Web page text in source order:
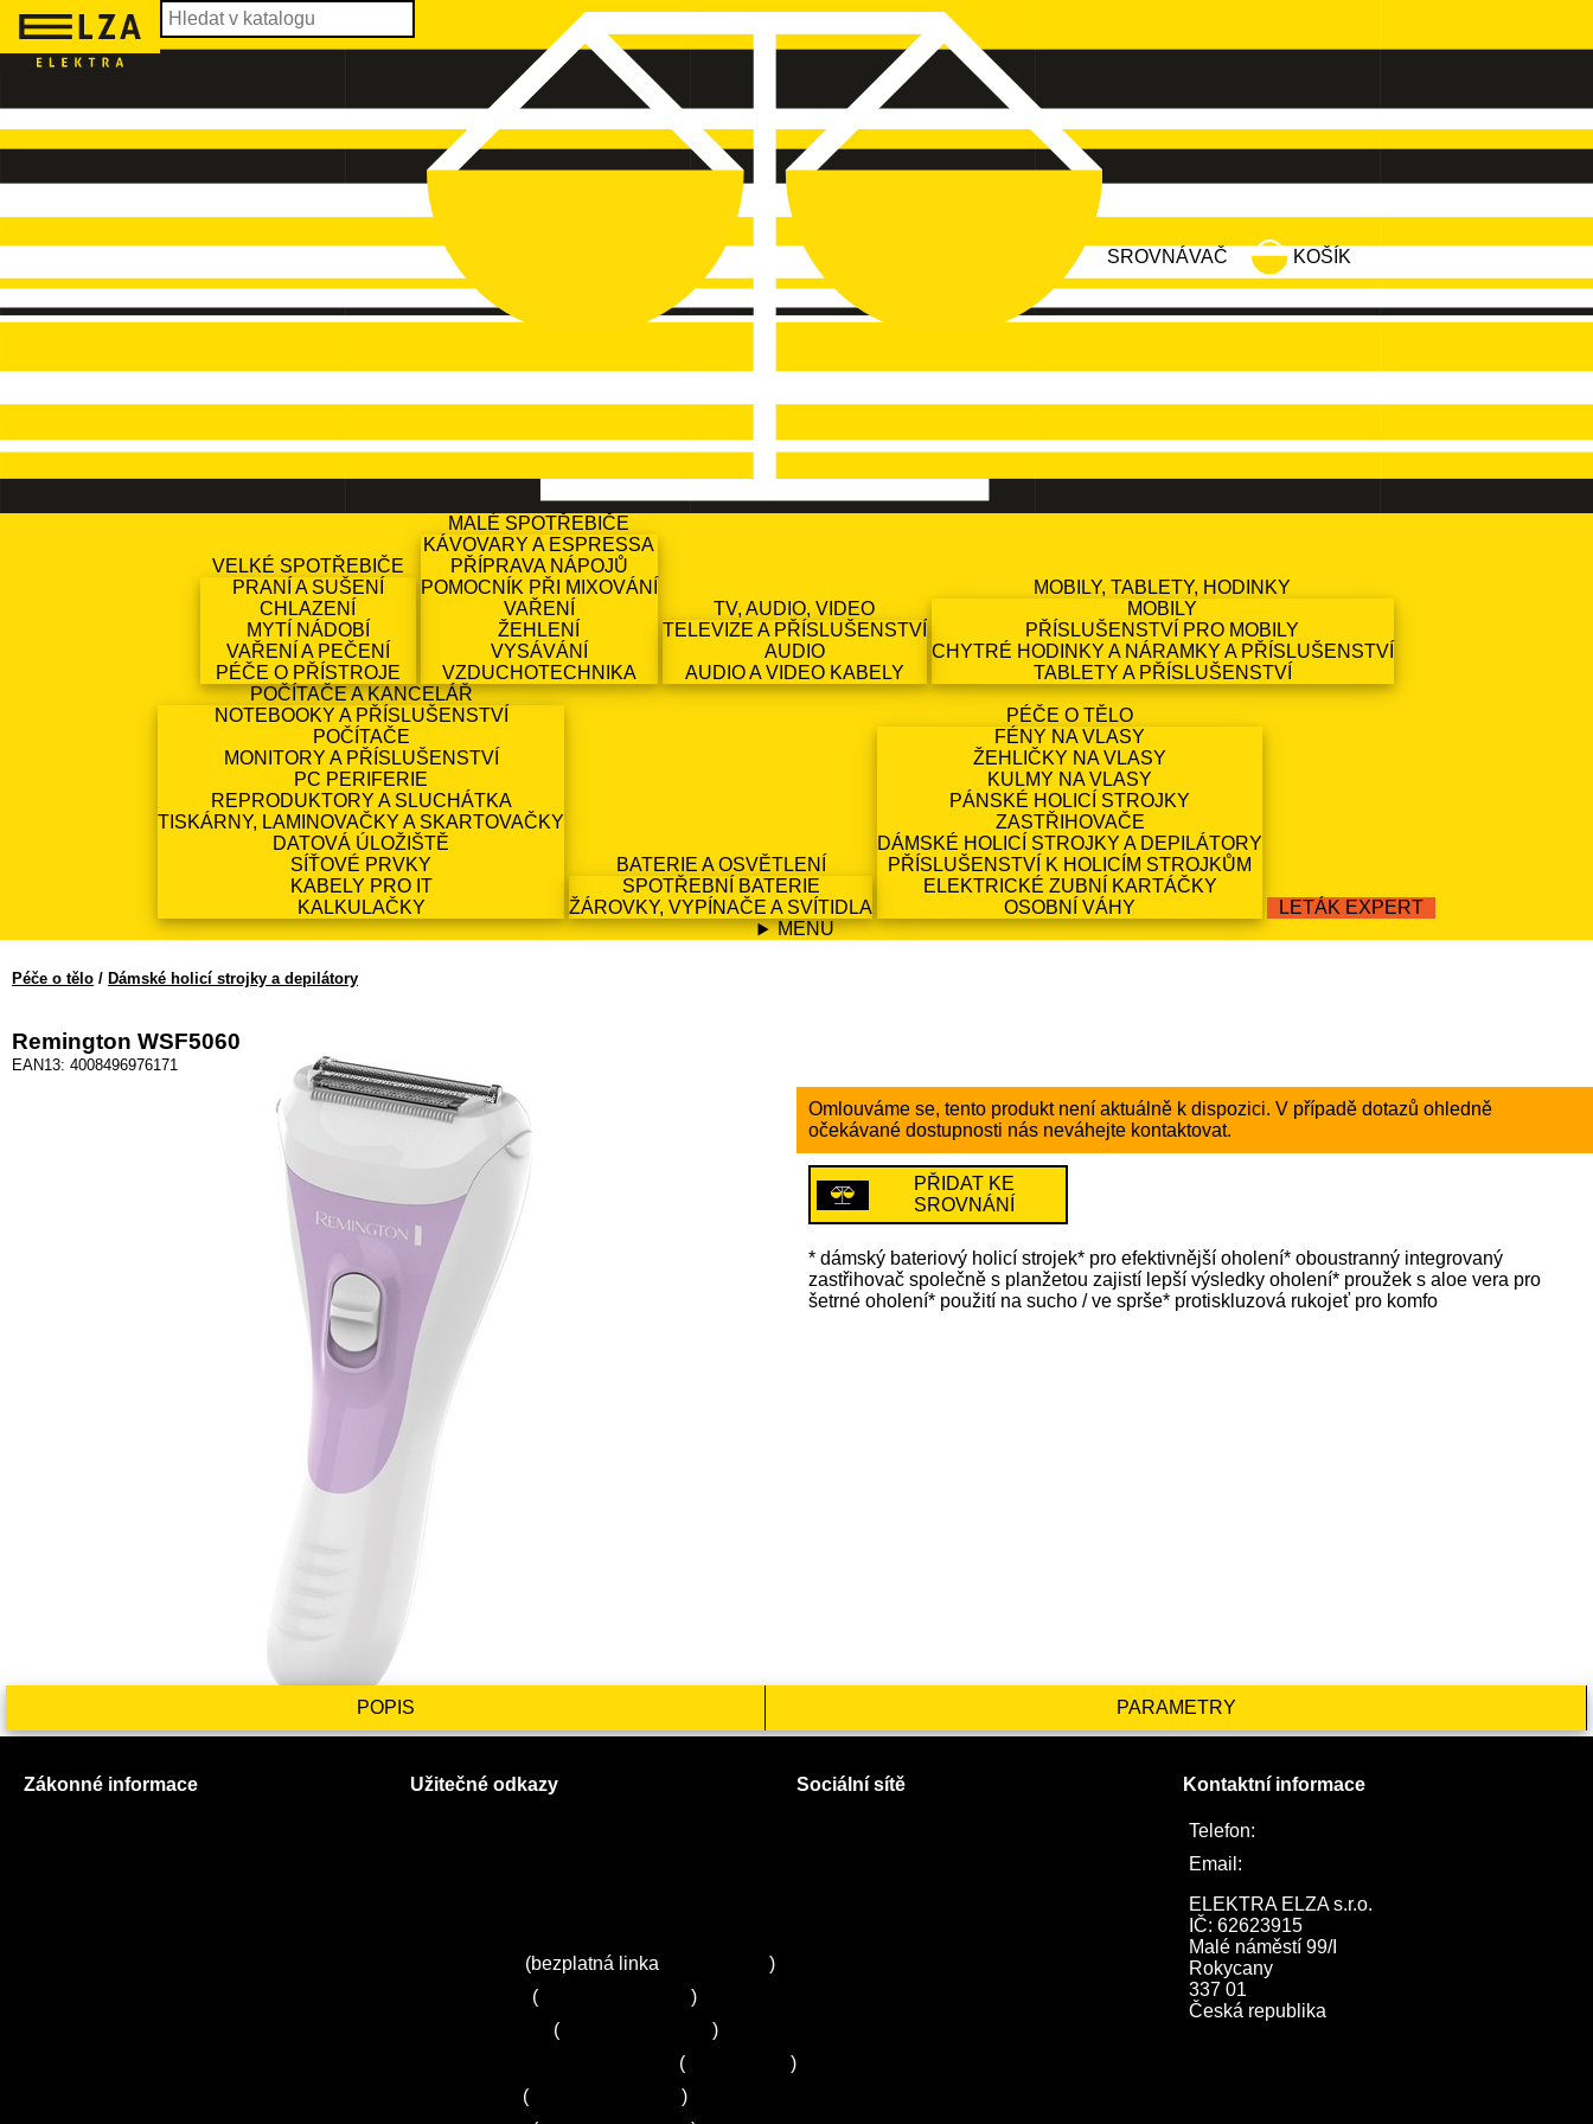
SROVNÁVAČ KOŠÍK
VELKÉ SPOTŘEBIČE
PRANÍ A SUŠENÍ
CHLAZENÍ
MYTÍ NÁDOBÍ
VAŘENÍ A PEČENÍ
PÉČE O PŘÍSTROJE
MALÉ SPOTŘEBIČE
KÁVOVARY A ESPRESSA
PŘÍPRAVA NÁPOJŮ
POMOCNÍK PŘI MIXOVÁNÍ
VAŘENÍ
ŽEHLENÍ
VYSÁVÁNÍ
VZDUCHOTECHNIKA
TV, AUDIO, VIDEO
TELEVIZE A PŘÍSLUŠENSTVÍ
AUDIO
AUDIO A VIDEO KABELY
MOBILY, TABLETY, HODINKY
MOBILY
PŘÍSLUŠENSTVÍ PRO MOBILY
CHYTRÉ HODINKY A NÁRAMKY A PŘÍSLUŠENSTVÍ
TABLETY A PŘÍSLUŠENSTVÍ
POČÍTAČE A KANCELÁŘ
NOTEBOOKY A PŘÍSLUŠENSTVÍ
POČÍTAČE
MONITORY A PŘÍSLUŠENSTVÍ
PC PERIFERIE
REPRODUKTORY A SLUCHÁTKA
TISKÁRNY, LAMINOVAČKY A SKARTOVAČKY
DATOVÁ ÚLOŽIŠTĚ
SÍŤOVÉ PRVKY
KABELY PRO IT
KALKULAČKY
BATERIE A OSVĚTLENÍ
SPOTŘEBNÍ BATERIE
ŽÁROVKY, VYPÍNAČE A SVÍTIDLA
PÉČE O TĚLO
FÉNY NA VLASY
ŽEHLIČKY NA VLASY
KULMY NA VLASY
PÁNSKÉ HOLICÍ STROJKY
ZASTŘIHOVAČE
DÁMSKÉ HOLICÍ STROJKY A DEPILÁTORY
PŘÍSLUŠENSTVÍ K HOLICÍM STROJKŮM
ELEKTRICKÉ ZUBNÍ KARTÁČKY
OSOBNÍ VÁHY
LETÁK EXPERT
MENU
Péče o tělo / Dámské holicí strojky a depilátory
Remington WSF5060
EAN13: 4008496976171
Omlouváme se, tento produkt není aktuálně k dispozici. V případě dotazů ohledně
očekávané dostupnosti nás neváhejte kontaktovat.
PŘIDAT KE
SROVNÁNÍ
* dámský bateriový holicí strojek* pro efektivnější oholení* oboustranný integrovaný
zastřihovač společně s planžetou zajistí lepší výsledky oholení* proužek s aloe vera pro
šetrné oholení* použití na sucho / ve sprše* protiskluzová rukojeť pro komfo
POPIS PARAMETRY
Zákonné informace Užitečné odkazy
(bezplatná linka
)
(
)
(
)
(
)
(
)
Sociální sítě Kontaktní informace
Telefon:
Email:
ELEKTRA ELZA s.r.o.
IČ: 62623915
Malé náměstí 99/I
Rokycany
337 01
Česká republika